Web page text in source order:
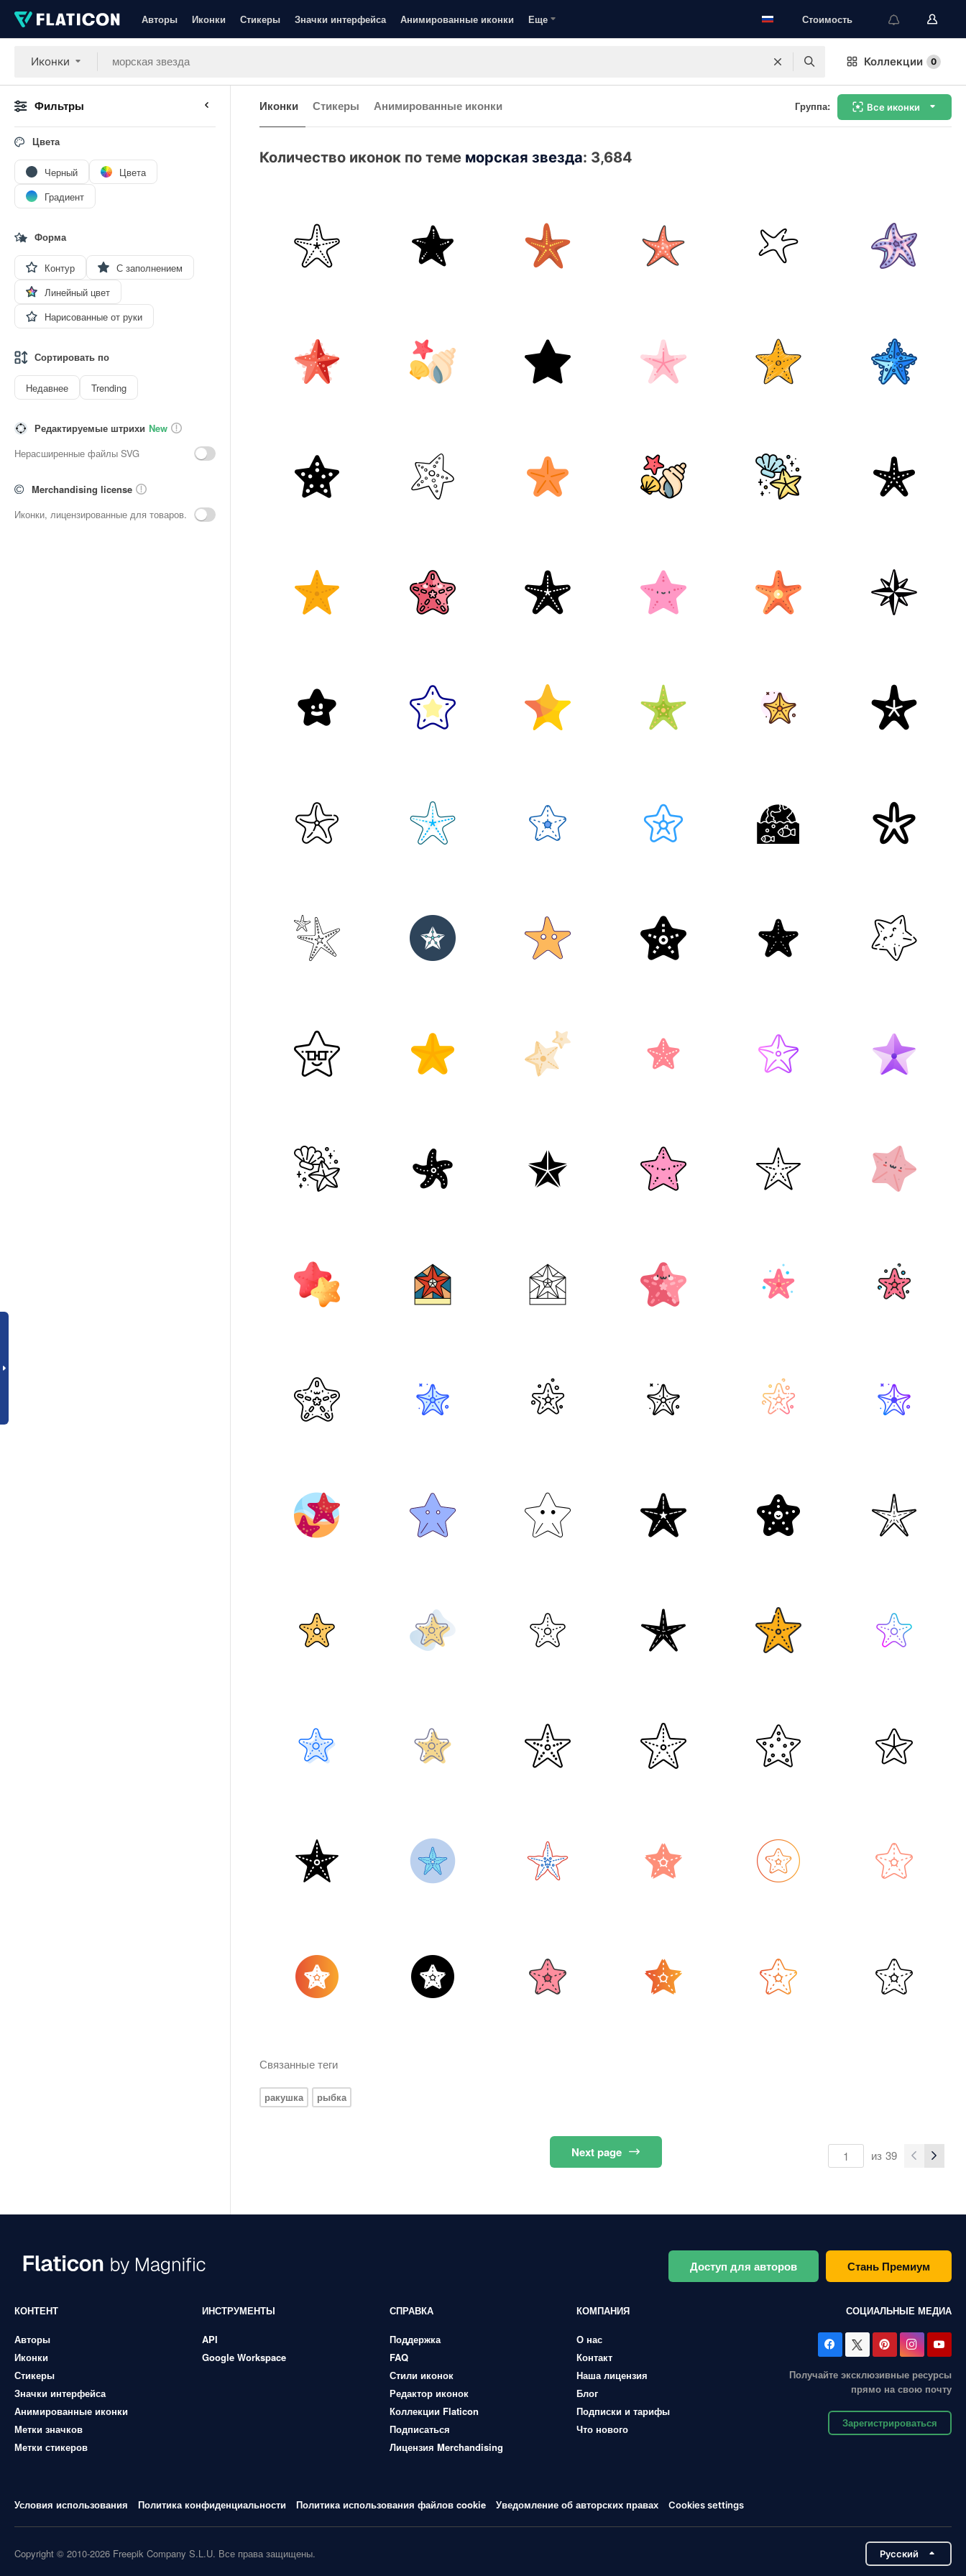
Авторы Иконки Стикеры Значки интерфейса Анимированные иконки Еще Стоимость
Иконки Коллекции 0
Фильтры
Цвета
Черный
Цвета
Градиент
Форма
Контур
С заполнением
Линейный цвет
Нарисованные от руки
Сортировать по
Недавнее Trending
Редактируемые штрихи New
Нерасширенные файлы SVG
Merchandising license
Иконки, лицензированные для товаров.
Иконки Стикеры Анимированные иконки Группа: Все иконки
Количество иконок по теме морская звезда: 3,684
Связанные теги
ракушка рыбка
Nextpage из 39
Доступ для авторов Стань Премиум
КОНТЕНТ
Авторы
Иконки
Стикеры
Значки интерфейса
Анимированные иконки
Метки значков
Метки стикеров
ИНСТРУМЕНТЫ
API
Google Workspace
СПРАВКА
Поддержка
FAQ
Стили иконок
Редактор иконок
Коллекции Flaticon
Подписаться
Лицензия Merchandising
КОМПАНИЯ
О нас
Контакт
Наша лицензия
Блог
Подписки и тарифы
Что нового
СОЦИАЛЬНЫЕ МЕДИА
Получайте эксклюзивные ресурсы
прямо на свою почту
Зарегистрироваться
Условия использования Политика конфиденциальности Политика использования файлов cookie Уведомление об авторских правах Cookies settings
Copyright © 2010-2026 Freepik Company S.L.U. Все права защищены. Pусский